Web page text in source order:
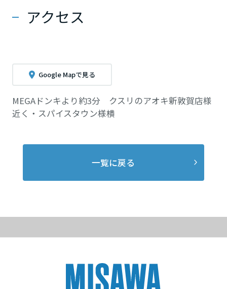
アクセス
Google Mapで見る
MEGAドンキより約3分 クスリのアオキ新敦賀店様
近く・スパイスタウン様横
一覧に戻る
福岡県
長崎県
熊本県
大分県
宮崎県